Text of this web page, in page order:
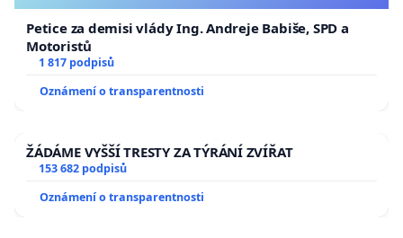
Petice za demisi vlády Ing. Andreje Babiše, SPD a
Motoristů
1 817 podpisů
Oznámení o transparentnosti
ŽÁDÁME VYŠŠÍ TRESTY ZA TÝRÁNÍ ZVÍŘAT
153 682 podpisů
Oznámení o transparentnosti